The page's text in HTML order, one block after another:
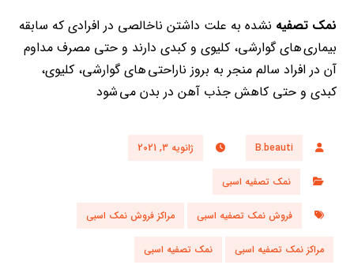
نمک تصفیه نشده به علت داشتن ناخالصی در افرادی که سابقه
بیماری های گوارشی، کلیوی و کبدی دارند و حتی مصرف مداوم
آن در افراد سالم منجر به بروز ناراحتی های گوارشی، کلیوی،
کبدی و حتی کاهش جذب آهن در بدن می شود
B.beauti ژانویه 3, 2021
نمک تصفیه اسبی
فروش نمک تصفیه اسبی مراکز فروش نمک اسبی
مراکز نمک تصفیه اسبی نمک تصفیه اسبی